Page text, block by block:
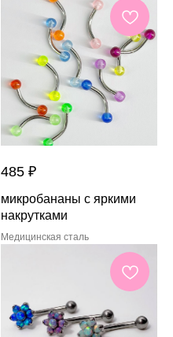
485 ₽
микробананы с яркими
накрутками
Медицинская сталь